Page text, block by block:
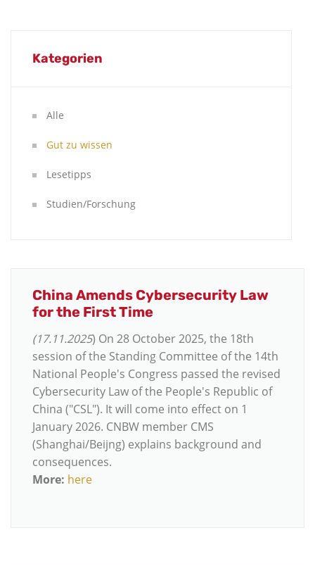
Kategorien
Alle
Gut zu wissen
Lesetipps
Studien/Forschung
China Amends Cybersecurity Law
for the First Time
(17.11.2025) On 28 October 2025, the 18th
session of the Standing Committee of the 14th
National People's Congress passed the revised
Cybersecurity Law of the People's Republic of
China ("CSL"). It will come into effect on 1
January 2026. CNBW member CMS
(Shanghai/Beijng) explains background and
consequences.
More: here